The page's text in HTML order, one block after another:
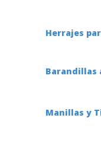
Herrajes
Barandillas
Manillas y